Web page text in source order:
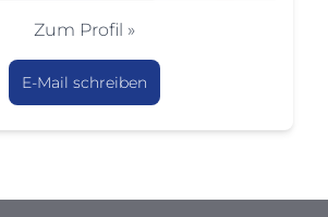
Zum Profil »
E-Mail schreiben